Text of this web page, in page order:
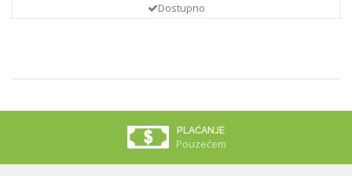
Dostupno
PLAĆANJE
Pouzećem